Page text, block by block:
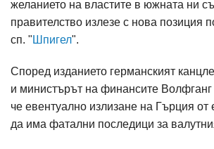
желанието на властите в южната ни
правителство излезе с нова позиция
сп. " Шпигел".
Според изданието германският
и министърът на финансите
че евентуално излизане на Гърция от
да има фатални последици за